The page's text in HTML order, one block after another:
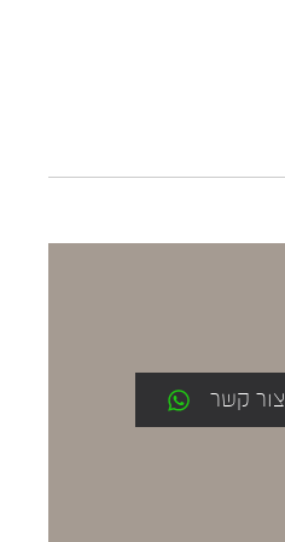
צור קשר